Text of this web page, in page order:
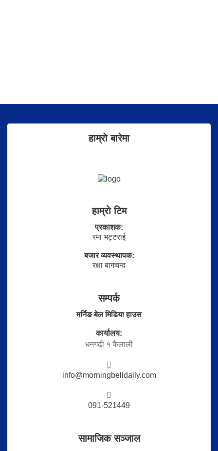
हाम्राे बारेमा
हाम्राे टिम
प्रकाशक:
रमा भट्टराई
बजार व्यवस्थापक:
रक्षा बागचन्द
सम्पर्क
मर्निङ बेल मिडिया हाउस
कार्यालय:
धनगढी १ कैलाली
info@morningbelldaily.com
091-521449
सामाजिक सञ्जाल